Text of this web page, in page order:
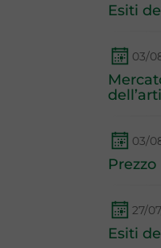
Esiti
03/
03/
27/
Esiti